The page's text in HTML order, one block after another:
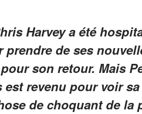
Harvey a été
prendre de ses
son retour. Mais
est revenu pour voir
de choquant de la